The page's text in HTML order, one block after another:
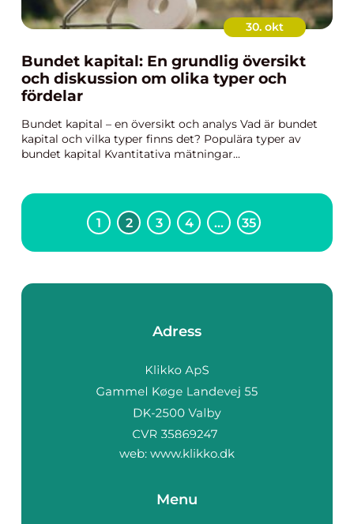
30. okt
Bundet kapital: En grundlig översikt
och diskussion om olika typer och
fördelar
Bundet kapital – en översikt och analys Vad är bundet
kapital och vilka typer finns det? Populära typer av
bundet kapital Kvantitativa mätningar...
1 2 3 4 … 35
Adress
web: www.klikko.dk
Menu